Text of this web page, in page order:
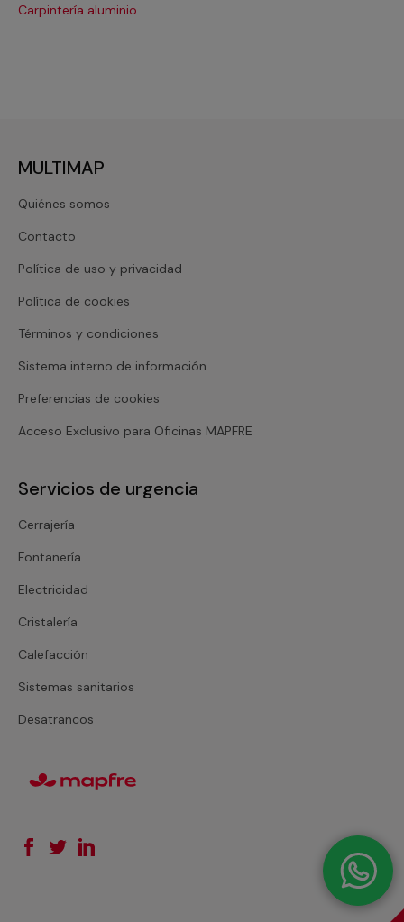
Carpintería aluminio
MULTIMAP
Quiénes somos
Contacto
Política de uso y privacidad
Política de cookies
Términos y condiciones
Sistema interno de información
Preferencias de cookies
Acceso Exclusivo para Oficinas MAPFRE
Servicios de urgencia
Cerrajería
Fontanería
Electricidad
Cristalería
Calefacción
Sistemas sanitarios
Desatrancos